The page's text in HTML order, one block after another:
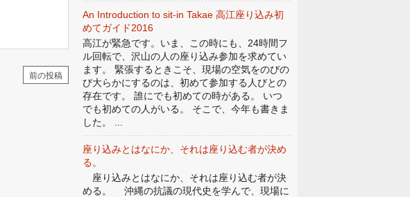
前の投稿
An Introduction to sit-in Takae 高江座り込み初
めてガイド2016
高江が緊急です。いま、この時にも、24時間フ
ル回転で、沢山の人の座り込み参加を求めてい
ます。 緊張するときこそ、現場の空気をのびの
び大らかにするのは、初めて参加する人びとの
存在です。 誰にでも初めての時がある。 いつ
でも初めての人がいる。 そこで、今年も書きま
した。 ...
座り込みとはなにか、それは座り込む者が決め
る。
座り込みとはなにか、それは座り込む者が決
める。 沖縄の抗議の現代史を学んで、現場に